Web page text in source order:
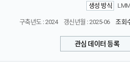
고객지원
생성 방식
구축년도 : 2024 갱신년월 : 2025-06 조회
관심 데이터 등록